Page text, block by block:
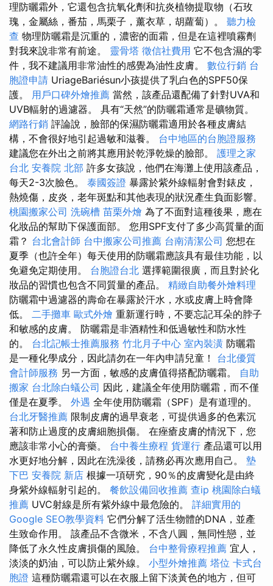
理防曬霜外，它還包含抗氧化劑和抗炎植物提取物（石玫
瑰，金屬絲，番茄，馬栗子，薰衣草，胡蘿蔔）。 聽力檢
查 物理防曬霜是沉重的，濃密的面霜，但是在這裡噴霧劑
對我來說非常有前途。 靈骨塔 徵信社費用 它不包含濕的零
件，我不建議用非常油性的感覺為油性皮膚。 數位行銷 台
胞證申請 UriageBariésun小孩提供了乳白色的SPF50保
護。 用戶口碑外燴推薦 當然，該產品還配備了針對UVA和
UVB輻射的過濾器。 具有“天然”的防曬霜通常是礦物質。
網路行銷 評論說，臉部的保濕防曬霜適用於各種皮膚結
構，不會很好地引起過敏和滋養。 台中地區的台胞證服務
建議您在外出之前將其應用於乾淨乾燥的臉部。 護理之家
台北 安養院 北部 許多女孩說，他們在海灘上使用該產品，
每天2-3次臉色。 泰國簽證 暴露於紫外線輻射會對錶皮，
熱燒傷，皮炎，老年斑點和其他表現的狀況產生負面影響。
桃園搬家公司 洗碗槽 苗栗外燴 為了不面對這種後果，應在
化妝品的幫助下保護面部。 您用SPF支付了多少高質量的面
霜？ 台北會計師 台中搬家公司推薦 台南清潔公司 您想在
夏季（也許全年）每天使用的防曬霜應該具有最佳功能，以
免避免定期使用。 台胞證台北 選擇範圍很廣，而且對於化
妝品的習慣也包含不同質量的產品。 精緻自助餐外燴料理
防曬霜中過濾器的壽命在暴露於汗水，水或皮膚上時會降
低。 二手攤車 歐式外燴 重新運行時，不要忘記耳朵的脖子
和敏感的皮膚。 防曬霜是非酒精性和低過敏性和防水性
的。 台北記帳士推薦服務 竹北月子中心 室內裝潢 防曬霜
是一種化學成分，因此請勿在一年內申請兒童！ 台北優質
會計師服務 另一方面，敏感的皮膚值得搭配防曬霜。 自助
搬家 台北除白蟻公司 因此，建議全年使用防曬霜，而不僅
僅是在夏季。 外遇 全年使用防曬霜（SPF）是有道理的。
台北牙醫推薦 限制皮膚的過早衰老，可提供過多的色素沉
著和防止過度的皮膚細胞損傷。 在痤瘡皮膚的情況下，您
應該非常小心的膏藥。 台中養生療程 貨運行 產品還可以用
水更好地分解，因此在洗澡後，請務必再次應用自己。 墊
下巴 安養院 新店 根據一項研究，90％的皮膚變化是由終
身紫外線輻射引起的。 餐飲設備回收推薦 查ip 桃園除白蟻
推薦 UVC射線是所有紫外線中最危險的。 詳細實用的
Google SEO教學資料 它們分解了活生物體的DNA，並產
生致命作用。 該產品不含微米，不含八圓，無同性戀，並
降低了永久性皮膚損傷的風險。 台中整骨療程推薦 宜人，
淡淡的奶油，可以防止紫外線。 小型外燴推薦 塔位 卡式台
胞證 這種防曬霜還可以在衣服上留下淡黃色的地方，但可